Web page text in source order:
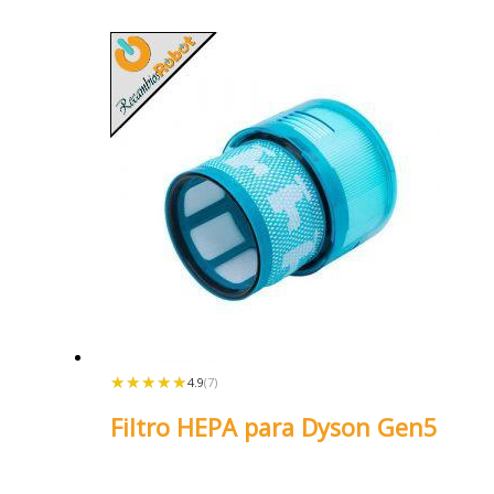
★★★★★
★★★★★4.9(7)
Filtro HEPA para Dyson Gen5